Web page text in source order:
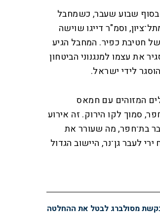
בסוף שבוע שעבר, כשמחבל
למוות שני חיילים, סמ"ר אליה הלל, בן 20 מתל־ציון, וסמ"ר דייגו שוישה
של חטיבת כפיר. המחבל הגיע
את עצמו למנגנוני הביטחון
לידי ישראל.
המזוהים עם חמאס
סמוך לקו הירוק. זה אירוע
בת־חפר, מה שעורר את
לעבר גן־נר, היישוב הגדול
מסולברג לבטל את ההחלטה